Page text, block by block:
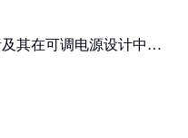
其在可调电源设计中的